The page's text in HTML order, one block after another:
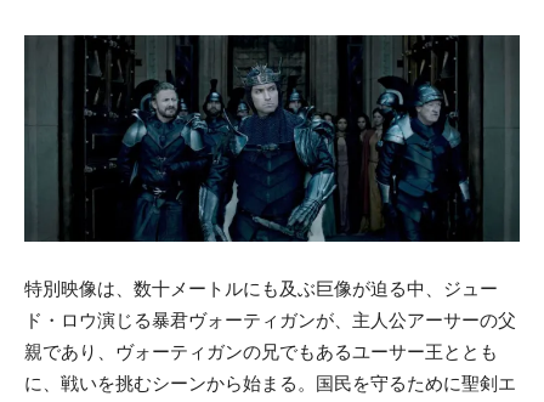
特別映像は、数十メートルにも及ぶ巨像が迫る中、ジュー
ド・ロウ演じる暴君ヴォーティガンが、主人公アーサーの父
親であり、ヴォーティガンの兄でもあるユーサー王ととも
に、戦いを挑むシーンから始まる。国民を守るために聖剣エ